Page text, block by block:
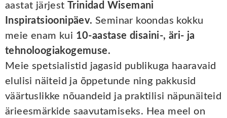
aastat järjest
Trinidad Wisemani
Inspiratsioonipäev. Seminar koondas kokku
meie enam kui 10-aastase disaini-, äri- ja
tehnoloogiakogemuse.
Meie spetsialistid jagasid publikuga haaravaid
elulisi näiteid ja õppetunde ning pakkusid
väärtuslikke nõuandeid ja praktilisi näpunäiteid
ärieesmärkide saavutamiseks. Hea meel on